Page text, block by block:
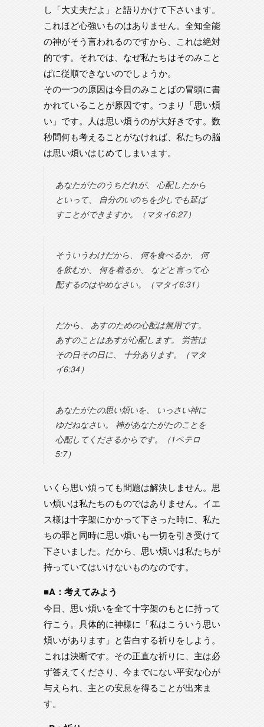
し「大丈夫だよ」と語りかけて下さいます。
これほど心強いものはありません。全知全能
の神がそう言われるのですから、これは絶対
的です。それでは、なぜ私たちはそのみこと
ばに従順できないのでしょうか。
その一つの原因は今日のみことばの冒頭に書
かれていることが原因です。つまり「思い煩
い」です。人は思い煩うのが大好きです。数
秒間何も考えることがなければ、私たちの脳
は思い煩いはじめてしまいます。
あなたがたのうちだれが、 心配したから
といって、 自分のいのちを少しでも延ば
すことができますか。（マタイ6:27）
そういうわけだから、 何を食べるか、 何
を飲むか、 何を着るか、 などと言って心
配するのはやめなさい。（マタイ6:31）
だから、 あすのための心配は無用です。
あすのことはあすが心配します。 労苦は
その日その日に、 十分あります。（マタ
イ6:34）
あなたがたの思い煩いを、 いっさい神に
ゆだねなさい。 神があなたがたのことを
心配してくださるからです。（1ペテロ
5:7）
いくら思い煩っても問題は解決しません。思
い煩いは私たちのものではありません。イエ
ス様は十字架にかかって下さった時に、私た
ちの罪と同時に思い煩いも一切を引き受けて
下さいました。だから、思い煩いは私たちが
持っていてはいけないものなのです。
■A：考えてみよう
今日、思い煩いを全て十字架のもとに持って
行こう。具体的に神様に「私はこういう思い
煩いがあります」と告白する祈りをしよう。
これは決断です。その正直な祈りに、主は必
ず答えてくださり、今までにない平安な心が
与えられ、主との安息を得ることが出来ま
す。